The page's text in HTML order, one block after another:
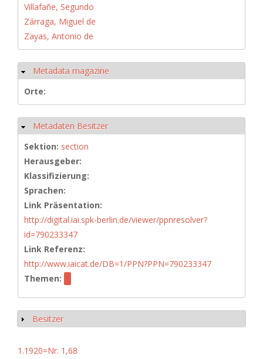
Villafañe, Segundo
Zárraga, Miguel de
Zayas, Antonio de
Ausblenden
Metadata magazine
Orte:
Ausblenden
Metadaten Besitzer
Sektion: section
Herausgeber:
Klassifizierung:
Sprachen:
Link Präsentation:
http://digital.iai.spk-berlin.de/viewer/ppnresolver?
id=790233347
Link Referenz:
http://www.iaicat.de/DB=1/PPN?PPN=790233347
Themen:
Anzeigen
Besitzer
1.1920=Nr. 1,68